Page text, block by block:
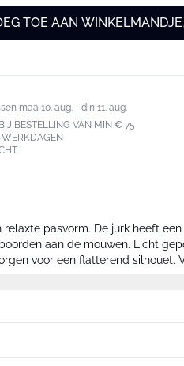
TOE AAN WINKELMANDJE
maa 10. aug. - din 11. aug.
BESTELLING VAN MIN € 75
relaxte pasvorm. De jurk heeft
aan de mouwen. Licht
voor een flatterend silhouet.